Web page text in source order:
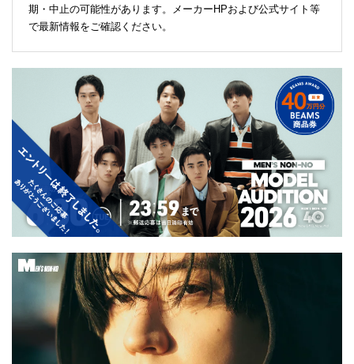
期・中止の可能性があります。メーカーHPおよび公式サイト等
で最新情報をご確認ください。